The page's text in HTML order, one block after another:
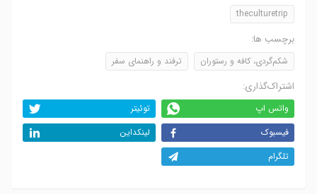
theculturetrip
برچسب ها:
شکم‌گردی، کافه و رستوران ترفند و راهنمای سفر
اشتراک‌گذاری:
واتس اپ
توئیتر
فیسبوک
لینکداین
تلگرام